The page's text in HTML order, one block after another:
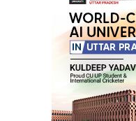
Your E-mail*
Submit Comment